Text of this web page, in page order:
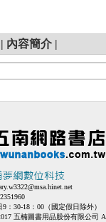
| 內容簡介 |
：30-18：00（國定假日除外）
五楠圖書用品股份有限公司